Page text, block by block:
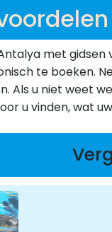
met
te boeken.
Als u niet weet
u vinden, wat